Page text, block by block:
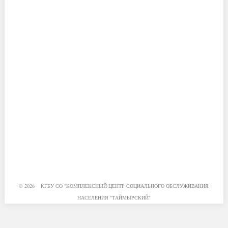
© 2026 КГБУ СО "КОМПЛЕКСНЫЙ ЦЕНТР СОЦИАЛЬНОГО ОБСЛУЖИВАНИЯ
НАСЕЛЕНИЯ "ТАЙМЫРСКИЙ"